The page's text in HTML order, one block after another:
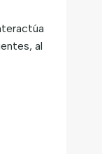
al